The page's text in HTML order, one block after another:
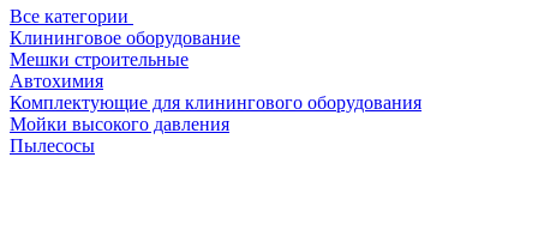
Все категории
Клининговое оборудование
Мешки строительные
Автохимия
Комплектующие для клинингового оборудования
Мойки высокого давления
Пылесосы